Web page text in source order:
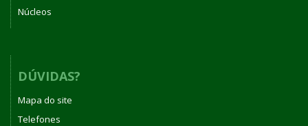
Núcleos
DÚVIDAS?
Mapa do site
Telefones